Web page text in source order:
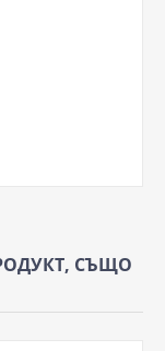
СЪЩО